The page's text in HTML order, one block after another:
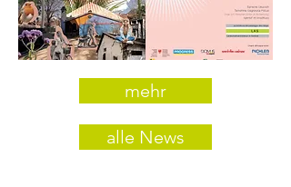
mehr
alle News